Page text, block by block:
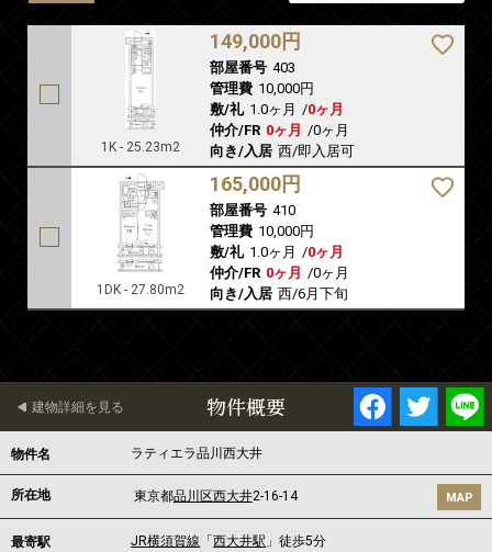
1K - 25.23m2
149,000円
部屋番号 403
管理費 10,000円
敷/礼 1.0ヶ月 /0ヶ月
仲介/FR 0ヶ月 /0ヶ月
向き/入居 西/即入居可
1DK - 27.80m2
165,000円
部屋番号 410
管理費 10,000円
敷/礼 1.0ヶ月 /0ヶ月
仲介/FR 0ヶ月 /0ヶ月
向き/入居 西/6月下旬
物件概要
建物詳細を見る
物件名 ラティエラ品川西大井
所在地 東京都品川区西大井2-16-14 MAP
最寄駅 JR横須賀線 「西大井駅 」徒歩5分